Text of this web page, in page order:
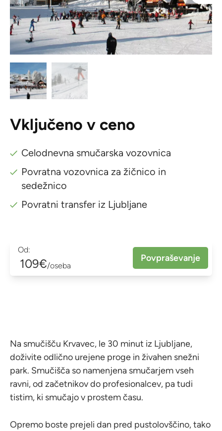
Vključeno v ceno
Celodnevna smučarska vozovnica
Povratna vozovnica za žičnico in
sedežnico
Povratni transfer iz Ljubljane
Od:
109€/oseba
Povpraševanje
Na smučišču Krvavec, le 30 minut iz Ljubljane,
doživite odlično urejene proge in živahen snežni
park. Smučišča so namenjena smučarjem vseh
ravni, od začetnikov do profesionalcev, pa tudi
tistim, ki smučajo v prostem času.
Opremo boste prejeli dan pred pustolovščino, tako